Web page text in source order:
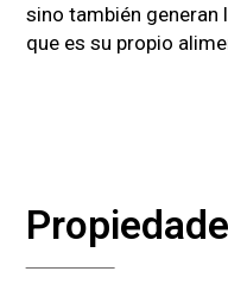
sino también generan
que es su propio